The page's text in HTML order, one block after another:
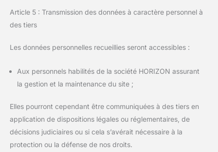
Article 5 : Transmission des données à caractère personnel à
des tiers
Les données personnelles recueillies seront accessibles :
Aux personnels habilités de la société HORIZON assurant
la gestion et la maintenance du site ;
Elles pourront cependant être communiquées à des tiers en
application de dispositions légales ou réglementaires, de
décisions judiciaires ou si cela s’avérait nécessaire à la
protection ou la défense de nos droits.